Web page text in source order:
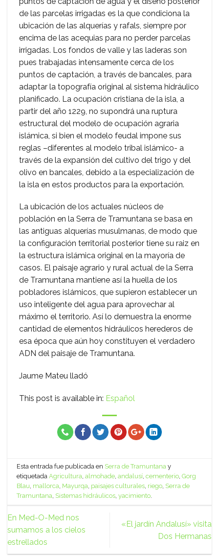
de las parcelas irrigadas es la que condiciona la
ubicación de las alquerías y rafals, siempre por
encima de las acequias para no perder parcelas
irrigadas. Los fondos de valle y las laderas son
pues trabajadas intensamente cerca de los
puntos de captación, a través de bancales, para
adaptar la topografía original al sistema hidráulico
planificado. La ocupación cristiana de la isla, a
partir del año 1229, no supondrá una ruptura
estructural del modelo de ocupación agraria
islámica, si bien el modelo feudal impone sus
reglas –diferentes al modelo tribal islámico- a
través de la expansión del cultivo del trigo y del
olivo en bancales, debido a la especialización de
la isla en estos productos para la exportación.
La ubicación de los actuales núcleos de
población en la Serra de Tramuntana se basa en
las antiguas alquerías musulmanas, de modo que
la configuración territorial posterior tiene su raiz en
la estructura islámica original en la mayoría de
casos. El paisaje agrario y rural actual de la Serra
de Tramuntana mantiene así la huella de los
pobladores islámicos, que supieron establecer un
uso inteligente del agua para aprovechar al
máximo el territorio. Así lo demuestra la enorme
cantidad de elementos hidráulicos herederos de
esa época que aún hoy constituyen el verdadero
ADN del paisaje de Tramuntana.
Jaume Mateu lladó
This post is available in: Español
Esta entrada fue publicada en Serra de Tramuntana y
etiquetadaAgricultura,almohade,andalusí,cementerio,Gorg
Blau, mallorca, Mayurqa, paisajes culturales, riego, Serra de
Tramuntana, Sistemas hidráulicos,yacimiento.
En Med-O-Med nos
sumamos a los cielos
estrellados
«El jardín Andalusí» visita
Dos Hermanas